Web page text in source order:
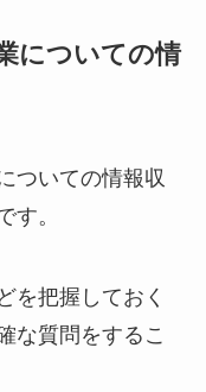
についての情
ついての情報収
す。
を把握しておく
な質問をするこ